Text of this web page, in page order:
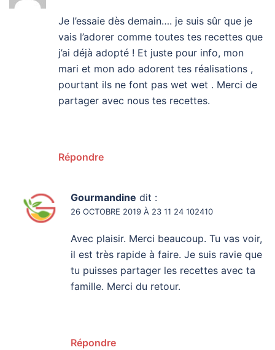
Je l’essaie dès demain…. je suis sûr que je
vais l’adorer comme toutes tes recettes que
j’ai déjà adopté ! Et juste pour info, mon
mari et mon ado adorent tes réalisations ,
pourtant ils ne font pas wet wet . Merci de
partager avec nous tes recettes.
Répondre
Gourmandine dit :
26 OCTOBRE 2019 À 23 11 24 102410
Avec plaisir. Merci beaucoup. Tu vas voir,
il est très rapide à faire. Je suis ravie que
tu puisses partager les recettes avec ta
famille. Merci du retour.
Répondre